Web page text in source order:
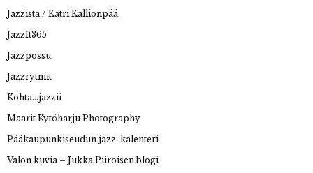
Jazzista / Katri Kallionpää
JazzIt365
Jazzpossu
Jazzrytmit
Kohta…jazzii
Maarit Kytöharju Photography
Pääkaupunkiseudun jazz-kalenteri
Valon kuvia – Jukka Piiroisen blogi